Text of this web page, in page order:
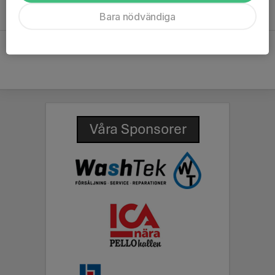
Nationaldagsintervaller 6/6 på Ormberget!
0
Bara nödvändiga